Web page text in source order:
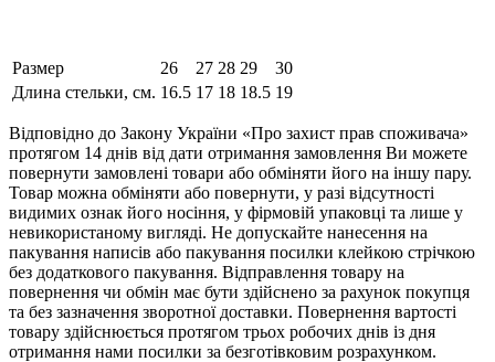
Размер 26 27 28 29
30
Длина стельки, см. 16.5 17 18 18.5 19
Відповідно до Закону України «Про захист прав споживача»
протягом 14 днів від дати отримання замовлення Ви можете
повернути замовлені товари або обміняти його на іншу пару.
Товар можна обміняти або повернути, у разі відсутності
видимих ​​ознак його носіння, у фірмовій упаковці та лише у
невикористаному вигляді. Не допускайте нанесення на
пакування написів або пакування посилки клейкою стрічкою
без додаткового пакування. Відправлення товару на
повернення чи обмін має бути здійснено за рахунок покупця
та без зазначення зворотної доставки. Повернення вартості
товару здійснюється протягом трьох робочих днів із дня
отримання нами посилки за безготівковим розрахунком.